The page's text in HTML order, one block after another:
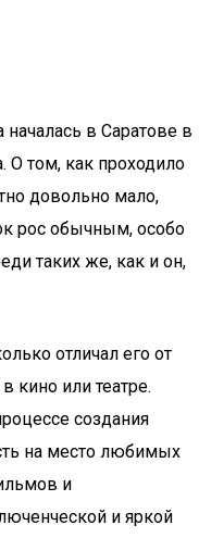
в Саратове в
О том, как проходило
довольно мало,
рос обычным, особо
таких же, как и он,
отличал его от
кино или театре.
создания
на место любимых
и
и яркой